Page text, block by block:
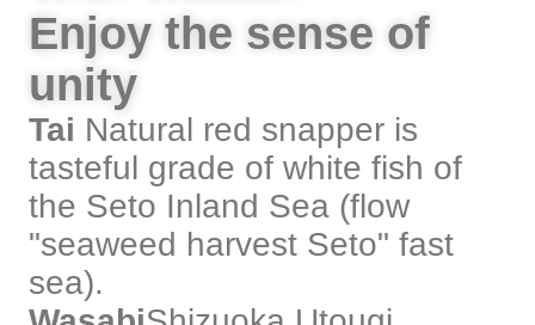
Enjoy the sense of
unity
Tai Natural red snapper is
tasteful grade of white fish of
the Seto Inland Sea (flow
"seaweed harvest Seto" fast
sea).